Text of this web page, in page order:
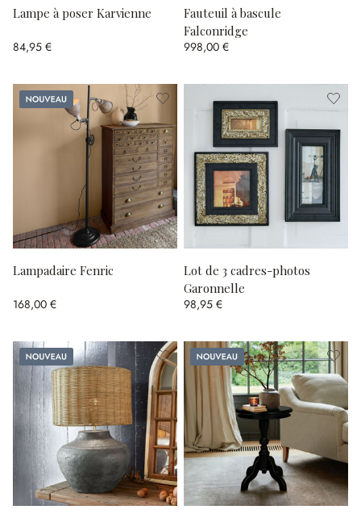
Lampe à poser Karvienne
84,95 €
Fauteuil à bascule
Falconridge
998,00 €
Nouveau
Lampadaire Fenric
168,00 €
Lot de 3 cadres-photos
Garonnelle
98,95 €
Nouveau Nouveau